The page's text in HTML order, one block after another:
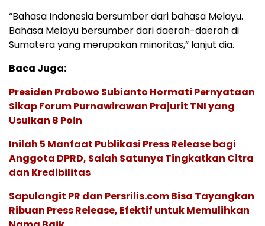
“Bahasa Indonesia bersumber dari bahasa Melayu.
Bahasa Melayu bersumber dari daerah-daerah di
Sumatera yang merupakan minoritas,” lanjut dia.
Baca Juga:
Presiden Prabowo Subianto Hormati Pernyataan
Sikap Forum Purnawirawan Prajurit TNI yang
Usulkan 8 Poin
Inilah 5 Manfaat Publikasi Press Release bagi
Anggota DPRD, Salah Satunya Tingkatkan Citra
dan Kredibilitas
Sapulangit PR dan Persrilis.com Bisa Tayangkan
Ribuan Press Release, Efektif untuk Memulihkan